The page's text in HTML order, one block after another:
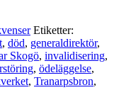
Etiketter:
, död, generaldirektör,
Skogö, invalidisering,
, ödeläggelse,
, Tranarpsbron,